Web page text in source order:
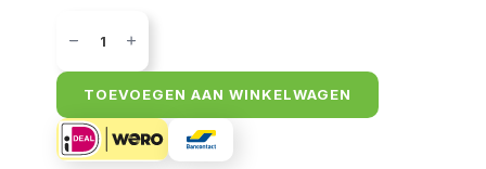
Animal
Hide
-
Rund
-
Large
aantal
TOEVOEGEN AAN WINKELWAGEN